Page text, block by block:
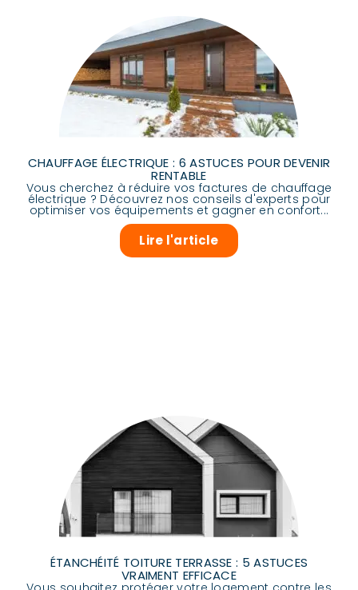
CHAUFFAGE ÉLECTRIQUE : 6 ASTUCES POUR DEVENIR
RENTABLE
Vous cherchez à réduire vos factures de chauffage
électrique ? Découvrez nos conseils d'experts pour
optimiser vos équipements et gagner en confort...
Lire l'article
ÉTANCHÉITÉ TOITURE TERRASSE : 5 ASTUCES
VRAIMENT EFFICACE